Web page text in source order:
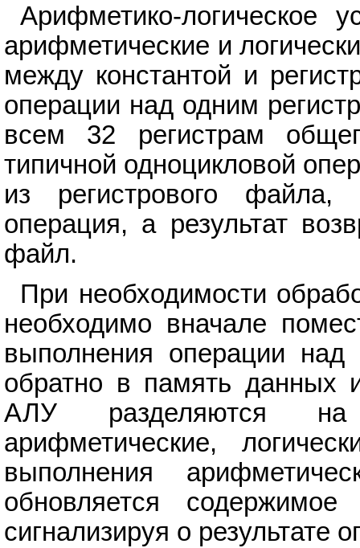
Арифметико-логическое
арифметические и
между константой и
операции над одним
всем 32 регистрам
типичной одноцикловой
из регистрового
операция, а результат
файл.
При необходимости
необходимо вначале
выполнения операции
обратно в память данных
АЛУ разделяются на
арифметические,
выполнения
обновляется
сигнализируя о результате